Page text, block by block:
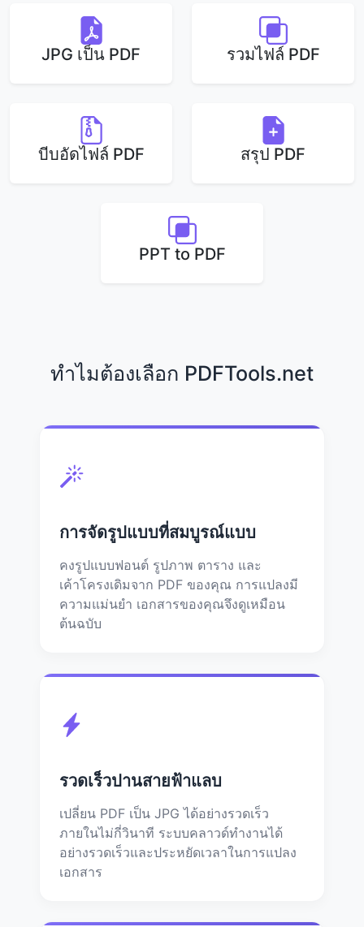
JPG เป็น PDF รวมไฟล์ PDF
บีบอัดไฟล์ PDF สรุป PDF
PPT to PDF
ทำไมต้องเลือก PDFTools.net
การจัดรูปแบบที่สมบูรณ์แบบ
คงรูปแบบฟอนต์ รูปภาพ ตาราง และ
เค้าโครงเดิมจาก PDF ของคุณ การแปลงมี
ความแม่นยำ เอกสารของคุณจึงดูเหมือน
ต้นฉบับ
รวดเร็วปานสายฟ้าแลบ
เปลี่ยน PDF เป็น JPG ได้อย่างรวดเร็ว
ภายในไม่กี่วินาที ระบบคลาวด์ทำงานได้
อย่างรวดเร็วและประหยัดเวลาในการแปลง
เอกสาร